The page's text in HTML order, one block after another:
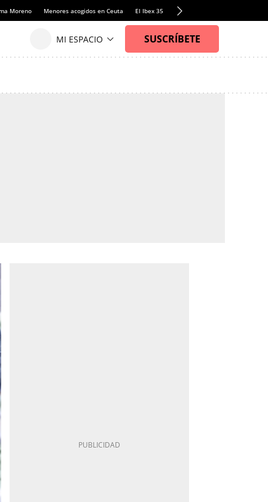
Moreno Menores acogidos en Ceuta El Ibex 35 Llamadas de alerta Sánchez